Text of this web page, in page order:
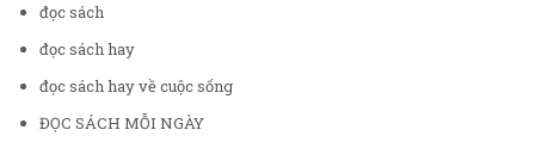
đọc sách
đọc sách hay
đọc sách hay về cuộc sống
ĐỌC SÁCH MỖI NGÀY